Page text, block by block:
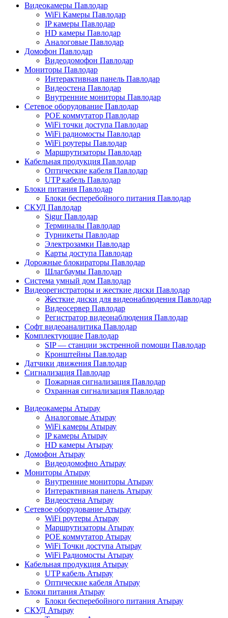
Видеокамеры Павлодар
WiFi Камеры Павлодар
IP камеры Павлодар
HD камеры Павлодар
Аналоговые Павлодар
Домофон Павлодар
Видеодомофон Павлодар
Мониторы Павлодар
Интерактивная панель Павлодар
Видеостена Павлодар
Внутренние мониторы Павлодар
Сетевое оборудование Павлодар
POE коммутатор Павлодар
WiFi точки доступа Павлодар
WiFi радиомосты Павлодар
WiFi роутеры Павлодар
Маршрутизаторы Павлодар
Кабельная продукция Павлодар
Оптические кабеля Павлодар
UTP кабель Павлодар
Блоки питания Павлодар
Блоки бесперебойного питания Павлодар
СКУД Павлодар
Sigur Павлодар
Терминалы Павлодар
Турникеты Павлодар
Электрозамки Павлодар
Карты доступа Павлодар
Дорожные блокираторы Павлодар
Шлагбаумы Павлодар
Система умный дом Павлодар
Видеорегистраторы и жесткие диски Павлодар
Жесткие диски для видеонаблюдения Павлодар
Видеосервер Павлодар
Регистратор видеонаблюдения Павлодар
Софт видеоаналитика Павлодар
Комплектующие Павлодар
SIP — станции экстренной помощи Павлодар
Кронштейны Павлодар
Датчики движения Павлодар
Сигнализация Павлодар
Пожарная сигнализация Павлодар
Охранная сигнализация Павлодар
Видеокамеры Атырау
Аналоговые Атырау
WiFi камеры Атырау
IP камеры Атырау
HD камеры Атырау
Домофон Атырау
Видеодомофно Атырау
Мониторы Атырау
Внутренние мониторы Атырау
Интерактивная панель Атырау
Видеостена Атырау
Сетевое оборудование Атырау
WiFi роутеры Атырау
Маршрутизаторы Атырау
POE коммутатор Атырау
WiFi Точки доступа Атырау
WiFi Радиомосты Атырау
Кабельная продукция Атырау
UTP кабель Атырау
Оптические кабеля Атырау
Блоки питания Атырау
Блоки бесперебойного питания Атырау
СКУД Атырау